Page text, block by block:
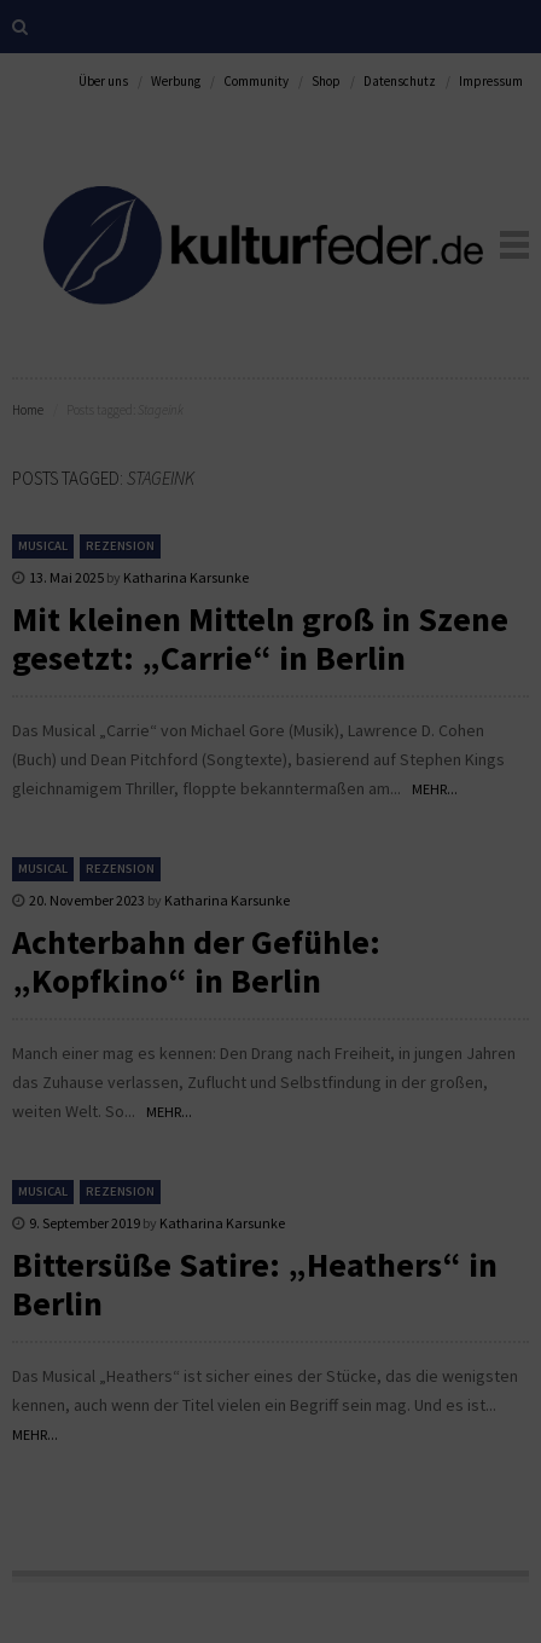
Über uns Werbung Community Shop Datenschutz Impressum
Home
POSTS TAGGED: STAGEINK
MUSICAL REZENSION
13. Mai 2025 by Katharina Karsunke
Mit kleinen Mitteln groß in Szene
gesetzt: „Carrie“ in Berlin
Das Musical „Carrie“ von Michael Gore (Musik), Lawrence D. Cohen
(Buch) und Dean Pitchford (Songtexte), basierend auf Stephen Kings
gleichnamigem Thriller, floppte bekanntermaßen am...
MEHR...
MUSICAL REZENSION
20. November 2023 by Katharina Karsunke
Achterbahn der Gefühle:
„Kopfkino“ in Berlin
Manch einer mag es kennen: Den Drang nach Freiheit, in jungen Jahren
das Zuhause verlassen, Zuflucht und Selbstfindung in der großen,
weiten Welt. So...
MEHR...
MUSICAL REZENSION
9. September 2019 by Katharina Karsunke
Bittersüße Satire: „Heathers“ in
Berlin
Das Musical „Heathers“ ist sicher eines der Stücke, das die wenigsten
kennen, auch wenn der Titel vielen ein Begriff sein mag. Und es ist...
MEHR...